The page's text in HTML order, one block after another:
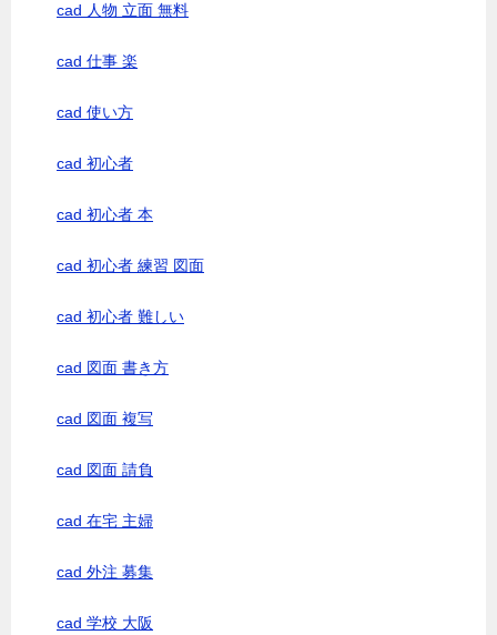
cad 人物 立面 無料
cad 仕事 楽
cad 使い方
cad 初心者
cad 初心者 本
cad 初心者 練習 図面
cad 初心者 難しい
cad 図面 書き方
cad 図面 複写
cad 図面 請負
cad 在宅 主婦
cad 外注 募集
cad 学校 大阪